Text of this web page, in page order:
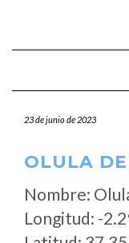
23 de junio de 2023
OLULA
Nombre:
Longitud: -